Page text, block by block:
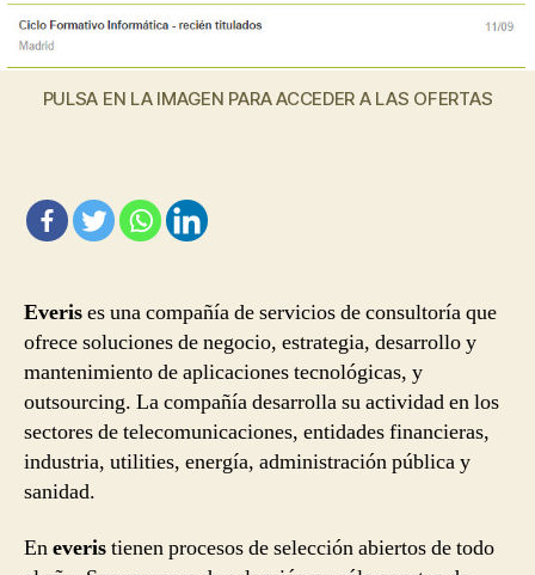
PULSA EN LA IMAGEN PARA ACCEDER A LAS OFERTAS
Everises una compañía de servicios de consultoría que
ofrece soluciones de negocio, estrategia, desarrollo y
mantenimiento de aplicaciones tecnológicas, y
outsourcing. La compañía desarrolla su actividad en los
sectores de telecomunicaciones, entidades financieras,
industria, utilities, energía, administración pública y
sanidad.
Eneveristienen procesos de selección abiertos de todo